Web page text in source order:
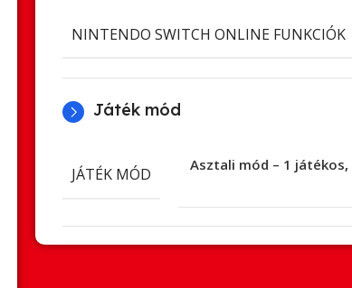
NINTENDO SWITCH ONLINE FUNKCIÓK
Játék mód
JÁTÉK MÓD
Asztali mód – 1 játékos,